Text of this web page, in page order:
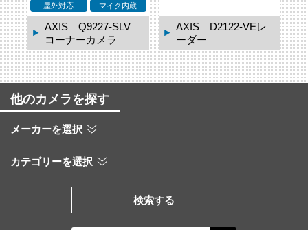
屋外対応
マイク内蔵
AXIS Q9227-SLV
コーナーカメラ
AXIS D2122-VEレ
ーダー
他のカメラを探す
メーカーを選択
カテゴリーを選択
検索する